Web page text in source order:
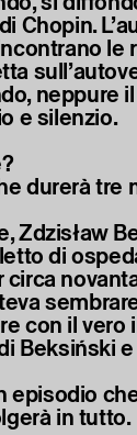
Chopin.
le
neppure
e silenzio.
durerà tre
Zdzisław
di
con il vero
Beksiński
episodio
in tutto.